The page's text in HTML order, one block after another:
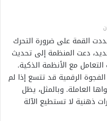
القمة على ضرورة التحرك
دعت المنظمة إلى تحديث
مع الأنظمة الذكية.
الرقمية قد تتسع إذا لم
العاملة. وبالمثل، يظل
ذهنية لا تستطيع الآلة